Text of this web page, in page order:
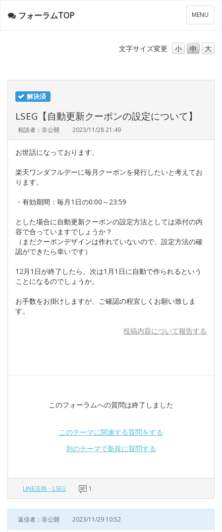
メ
ニ
ー
MENU
フォーラムTOP
文字サイズ変更 小 中 大
解決済
LSEG【自動更新クーポンの設定について】
相談者：非公開 2023/11/28 21:49
お世話になっております。
楽天ワンダフルデーに毎月クーポンを発行したいと考えてお
ります。
・有効期間：毎月1日の0:00～23:59
とした場合に自動更新クーポンの設定方法としては添付の内
容で合っていますでしょうか？
（まだクーポンデザインは作れていないので、設定方法の確
認ができたら幸いです）
12月1日が終了したら、次は1月1日に自動で作られるという
ことになるのでしょうか。
お手数をお掛けしますが、ご確認の程宜しくお願い致しま
す。
投稿内容について報告する
このフォーラムへの質問は終了しました
このテーマに関連する質問をする
別のテーマで新規に質問する
LINE活用・LSEG 1
返信者：非公開 2023/11/29 10:52